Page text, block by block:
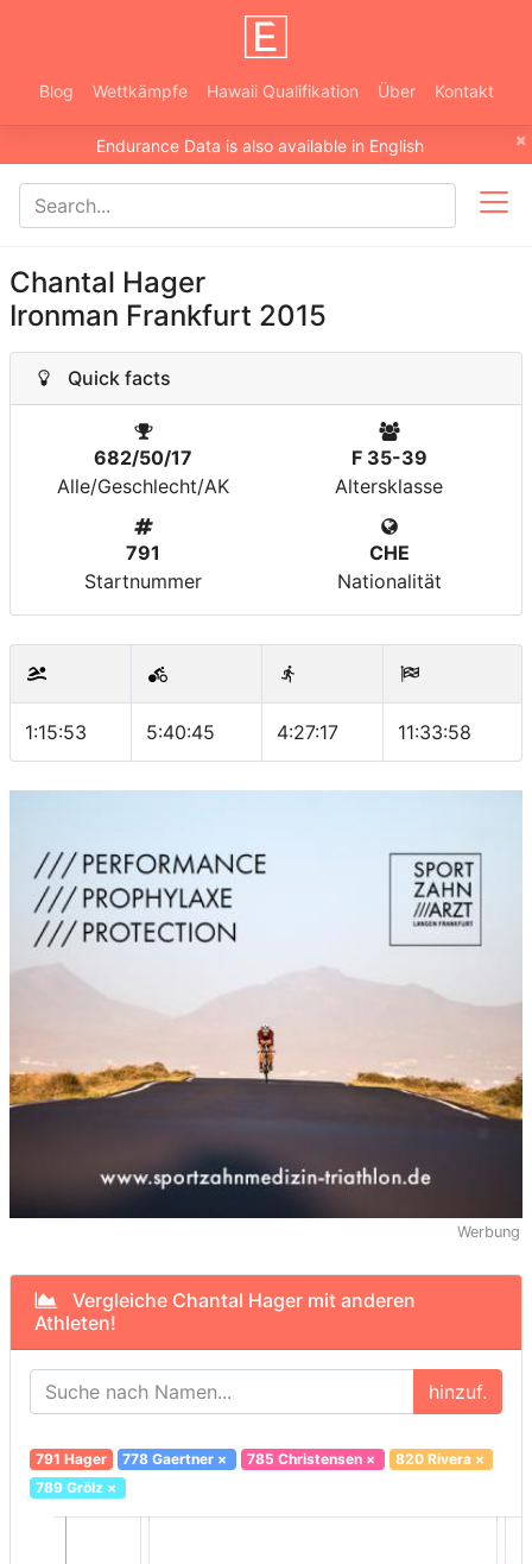
Blog Wettkämpfe Hawaii Qualifikation Über Kontakt
×
Endurance Data is also available in English
Chantal Hager
Ironman Frankfurt 2015
Quick facts
682/50/17
Alle/Geschlecht/AK
F 35-39
Altersklasse
791
Startnummer
CHE
Nationalität
1:15:53 5:40:45 4:27:17 11:33:58
Werbung
Vergleiche Chantal Hager mit anderen
Athleten!
hinzuf.
791 Hager 778 Gaertner × 785 Christensen× 820 Rivera×
789 Grölz×